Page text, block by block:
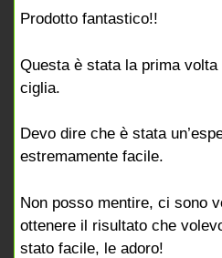
Prodotto fantastico!!
Questa è stata la prima
ciglia.
Devo dire che è stata
estremamente facile.
Non posso mentire, ci sono
ottenere il risultato che
stato facile, le adoro!